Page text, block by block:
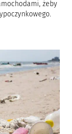
żeby